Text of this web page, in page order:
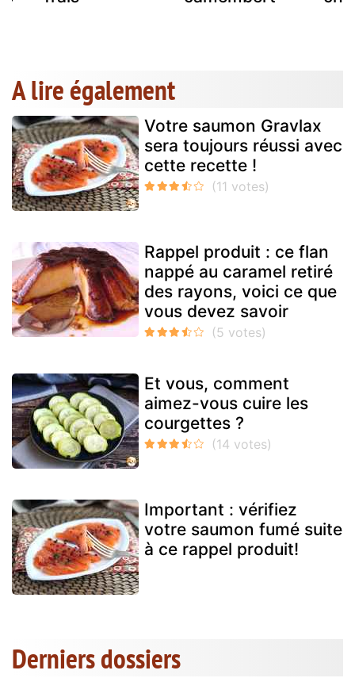
A lire également
Votre saumon Gravlax
sera toujours réussi avec
cette recette !
Rappel produit : ce flan
nappé au caramel retiré
des rayons, voici ce que
vous devez savoir
Et vous, comment
aimez-vous cuire les
courgettes ?
Important : vérifiez
votre saumon fumé suite
à ce rappel produit!
Derniers dossiers